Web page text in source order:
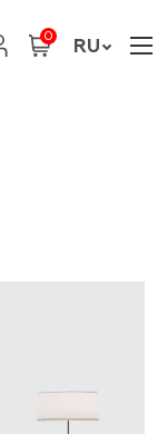
0 RU